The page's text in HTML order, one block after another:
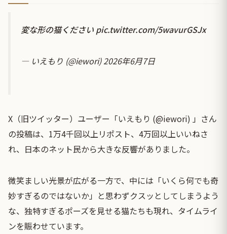
変な形の猫ください pic.twitter.com/5wavurGSJx
— いえもり (@iewori)2026年6月7日
X（旧ツイッター）ユーザー「いえもり (@iewori) 」さん
の投稿は、1万4千回以上リポスト、4万回以上いいねさ
れ、日本のネット民から大きな反響がありました。
微笑ましい光景が広がる一方で、中には「いくら何でも奇
妙すぎるのではないか」と思わずクスッとしてしまうよう
な、独特すぎるポーズを見せる猫たちも現れ、タイムライ
ンを賑わせています。